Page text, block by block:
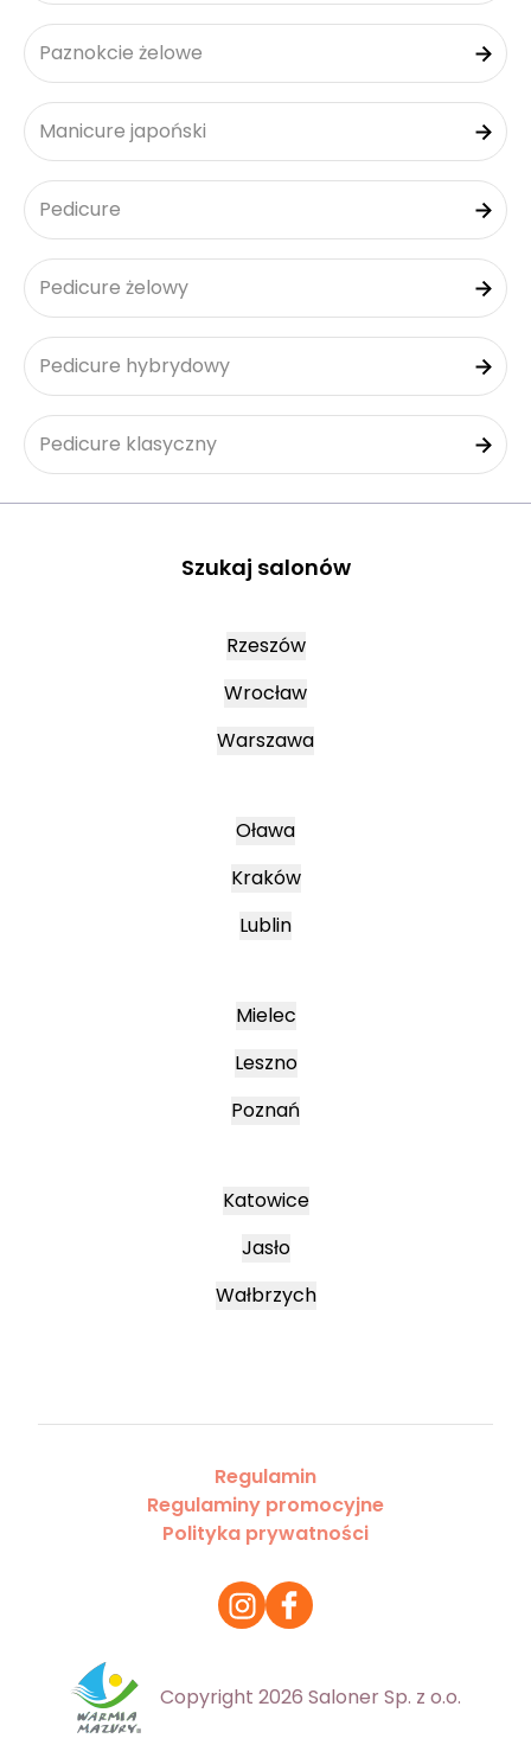
Paznokcie żelowe
Manicure japoński
Pedicure
Pedicure żelowy
Pedicure hybrydowy
Pedicure klasyczny
Szukaj salonów
Rzeszów
Wrocław
Warszawa
Oława
Kraków
Lublin
Mielec
Leszno
Poznań
Katowice
Jasło
Wałbrzych
Regulamin
Regulaminy promocyjne
Polityka prywatności
Copyright 2026 Saloner Sp. z o.o.